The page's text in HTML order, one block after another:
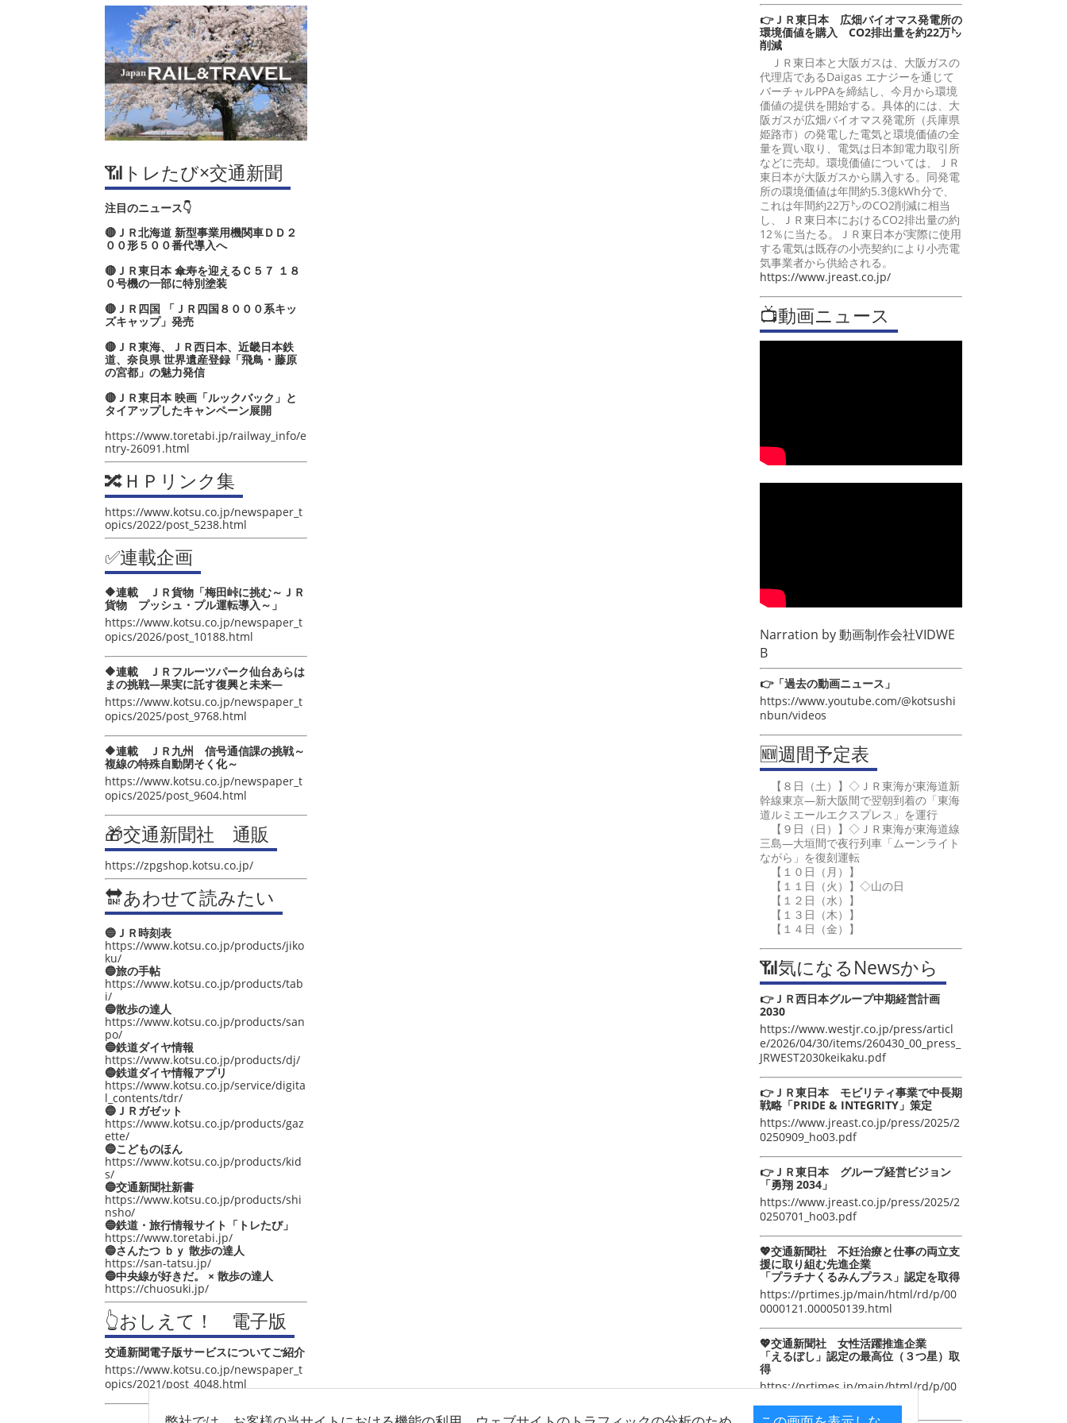
📶トレたび×交通新聞
注目のニュース👇
🔴ＪＲ北海道 新型事業用機関車ＤＤ２
００形５００番代導入へ
🔴ＪＲ東日本 傘寿を迎えるＣ５７ １８
０号機の一部に特別塗装
🔴ＪＲ四国 「ＪＲ四国８０００系キッ
ズキャップ」発売
🔴ＪＲ東海、ＪＲ西日本、近畿日本鉄
道、奈良県 世界遺産登録「飛鳥・藤原
の宮都」の魅力発信
🔴ＪＲ東日本 映画「ルックバック」と
タイアップしたキャンペーン展開
https://www.toretabi.jp/railway_info/e
ntry-26091.html
🔀ＨＰリンク集
https://www.kotsu.co.jp/newspaper_t
opics/2022/post_5238.html
✅連載企画
🔶連載 ＪＲ貨物「梅田峠に挑む～ＪＲ
貨物 プッシュ・プル運転導入～」
https://www.kotsu.co.jp/newspaper_t
opics/2026/post_10188.html
🔶連載 ＪＲフルーツパーク仙台あらは
まの挑戦―果実に託す復興と未来―
https://www.kotsu.co.jp/newspaper_t
opics/2025/post_9768.html
🔶連載 ＪＲ九州 信号通信課の挑戦～
複線の特殊自動閉そく化～
https://www.kotsu.co.jp/newspaper_t
opics/2025/post_9604.html
🎁交通新聞社 通販
https://zpgshop.kotsu.co.jp/
🔛あわせて読みたい
🔵ＪＲ時刻表
https://www.kotsu.co.jp/products/jiko
ku/
🔵旅の手帖
https://www.kotsu.co.jp/products/tab
i/
🔵散歩の達人
https://www.kotsu.co.jp/products/san
po/
🔵鉄道ダイヤ情報
https://www.kotsu.co.jp/products/dj/
🔵鉄道ダイヤ情報アプリ
https://www.kotsu.co.jp/service/digita
l_contents/tdr/
🔵ＪＲガゼット
https://www.kotsu.co.jp/products/gaz
ette/
🔵こどものほん
https://www.kotsu.co.jp/products/kid
s/
🔵交通新聞社新書
https://www.kotsu.co.jp/products/shi
nsho/
🔵鉄道・旅行情報サイト「トレたび」
https://www.toretabi.jp/
🔵さんたつ ｂｙ 散歩の達人
https://san-tatsu.jp/
🔵中央線が好きだ。 × 散歩の達人
https://chuosuki.jp/
👆おしえて！ 電子版
交通新聞電子版サービスについてご紹介
https://www.kotsu.co.jp/newspaper_t
opics/2021/post_4048.html
👉ＪＲ東日本 広畑バイオマス発電所の
環境価値を購入 CO2排出量を約22万㌧
削減
ＪＲ東日本と大阪ガスは、大阪ガスの
代理店であるDaigas エナジーを通じて
バーチャルPPAを締結し、今月から環境
価値の提供を開始する。具体的には、大
阪ガスが広畑バイオマス発電所（兵庫県
姫路市）の発電した電気と環境価値の全
量を買い取り、電気は日本卸電力取引所
などに売却。環境価値については、ＪＲ
東日本が大阪ガスから購入する。同発電
所の環境価値は年間約5.3億kWh分で、
これは年間約22万㌧のCO2削減に相当
し、ＪＲ東日本におけるCO2排出量の約
12％に当たる。ＪＲ東日本が実際に使用
する電気は既存の小売契約により小売電
気事業者から供給される。
https://www.jreast.co.jp/
📺動画ニュース
Narration by動画制作会社VIDWE
B
👉「過去の動画ニュース」
https://www.youtube.com/@kotsushi
nbun/videos
🆕週間予定表
【８日（土）】◇ＪＲ東海が東海道新
幹線東京―新大阪間で翌朝到着の「東海
道ルミエールエクスプレス」を運行
【９日（日）】◇ＪＲ東海が東海道線
三島―大垣間で夜行列車「ムーンライト
ながら」を復刻運転
【１０日（月）】
【１１日（火）】◇山の日
【１２日（水）】
【１３日（木）】
【１４日（金）】
📶気になるNewsから
👉ＪＲ西日本グループ中期経営計画
2030
https://www.westjr.co.jp/press/articl
e/2026/04/30/items/260430_00_press_
JRWEST2030keikaku.pdf
👉ＪＲ東日本 モビリティ事業で中長期
戦略「PRIDE & INTEGRITY」策定
https://www.jreast.co.jp/press/2025/2
0250909_ho03.pdf
👉ＪＲ東日本 グループ経営ビジョン
「勇翔 2034」
https://www.jreast.co.jp/press/2025/2
0250701_ho03.pdf
💖交通新聞社 不妊治療と仕事の両立支
援に取り組む先進企業
「プラチナくるみんプラス」認定を取得
https://prtimes.jp/main/html/rd/p/00
0000121.000050139.html
💖交通新聞社 女性活躍推進企業
「えるぼし」認定の最高位（３つ星）取
得
https://prtimes.jp/main/html/rd/p/00